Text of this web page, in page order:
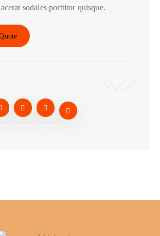
sodales porttitor quisque.